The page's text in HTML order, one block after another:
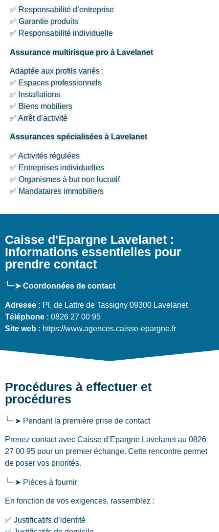
✅ Responsabilité d’entreprise
✅ Garantie produits
✅ Responsabilité individuelle
Assurance multirisque pro à Lavelanet
Adaptée aux profils variés :
✅ Espaces professionnels
✅ Installations
✅ Biens mobiliers
✅ Arrêt d’activité
Assurances spécialisées à Lavelanet
✅ Activités régulées
✅ Entreprises individuelles
✅ Organismes à but non lucratif
✅ Mandataires immobiliers
Caisse d'Epargne Lavelanet :
Informations essentielles pour
prendre contact
╰┈➤ Coordonnées de contact
Adresse : Pl. de Lattre de Tassigny 09300 Lavelanet
Téléphone : 0826 27 00 95
Site web : https://www.agences.caisse-epargne.fr
Procédures à effectuer et
procédures
╰┈➤ Pendant la première prise de contact
Prenez contact avec Caisse d’Epargne Lavelanet au 0826
27 00 95 pour un premier échange. Cette rencontre permet
de poser vos priorités.
╰┈➤ Pièces à fournir
En fonction de vos exigences, rassemblez :
✅ Justificatifs d’identité